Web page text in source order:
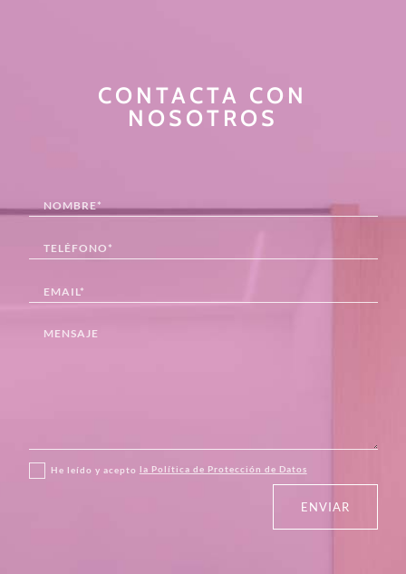
CONTACTA CON
NOSOTROS
He leído y acepto la Política de Protección de Datos
ENVIAR